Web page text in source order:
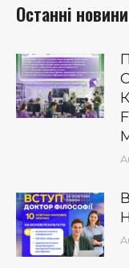
Останні новини